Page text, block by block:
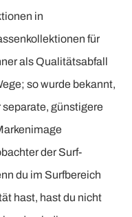
in
für
als Qualitätsabfall
so wurde bekannt,
günstigere
der Surf-
du im Surfbereich
hast, hast du nicht